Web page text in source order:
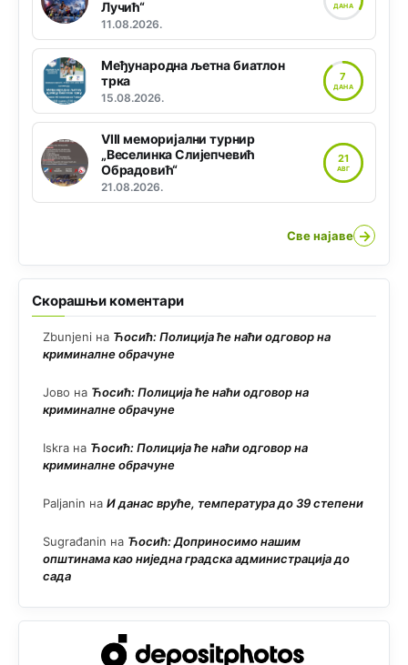
Лучић“
11.08.2026.
ДАНА
Међународна љетна биатлон
трка
15.08.2026.
7
ДАНА
VIII меморијални турнир
„Веселинка Слијепчевић
Обрадовић“
21.08.2026.
21
АВГ
Све најаве →
Скорашњи коментари
Zbunjeni на Ћосић: Полиција ће наћи одговор на
криминалне обрачуне
Јово на Ћосић: Полиција ће наћи одговор на
криминалне обрачуне
Iskra на Ћосић: Полиција ће наћи одговор на
криминалне обрачуне
Paljanin на И данас вруће, температура до 39 степени
Sugrađanin на Ћосић: Доприносимо нашим
општинама као ниједна градска администрација до
сада